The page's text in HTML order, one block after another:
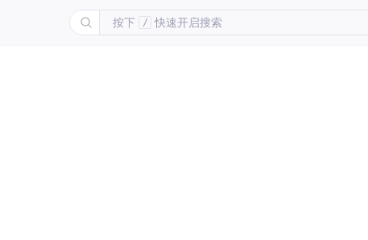
按下 / 快速开启搜索